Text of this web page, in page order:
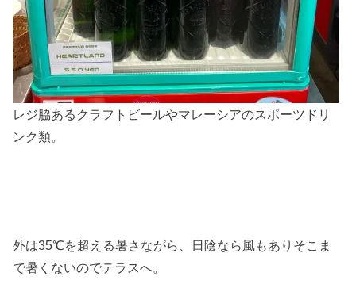
レジ脇あるクラフトビールやマレーシアのスポーツドリ
ンク類。
外は35℃を超える暑さながら、日陰なら風もありそこま
で暑くないのでテラスへ。